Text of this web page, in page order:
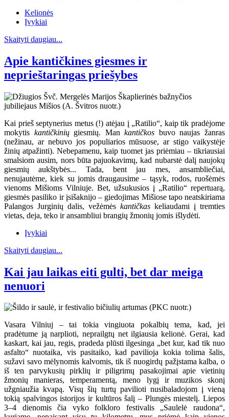
Kelionės
Įvykiai
Skaityti daugiau...
Apie kantičkines giesmes ir
neprieštaringas priešybes
Kai prieš septynerius metus (!) atėjau į „Ratilio“, kaip tik pradėjome
mokytis kantičkiniųgiesmių. Mankantičkos buvo naujas žanras
(nežinau, ar nebuvo jos populiarios mūsuose, ar stigo vaikystėje
žinių atpažinti). Nebepamenu, kaip tuomet jas priėmiau – tikriausiai
smalsiom ausim, nors būta pajuokavimų, kad nubarstė dalį naujokų
giesmių aukštybės... Tada, bent jau mes, ansambliečiai,
nenujautėme, kiek su jomis draugausime – tąsyk, rodos, ruošėmės
vienoms Mišioms Vilniuje. Bet, užsukusios į „Ratilio“ repertuarą,
giesmės pasiliko ir įsišaknijo – giedojimas Mišiose tapo neatskiriama
Palangos Jurginių dalis, vežėmės kantičkas keliaudami į tremties
vietas, deja, teko ir ansambliui brangių žmonių jomis išlydėti.
Įvykiai
Skaityti daugiau...
Kai jau laikas eiti gulti, bet dar meiga
nenuori
Vasara Vilniuj – tai tokia vingiuota pokalbių tema, kad, jei
pradėtume ją narplioti, neprailgtų net ilgiausia kelionė. Gerai, kad
kaskart, kai jau, regis, pradeda plūsti ilgesinga „bet kur, kad tik nuo
asfalto“ nuotaika, vis pasitaiko, kad pavilioja kokia tolima šalis,
sužavi savo mėlynomis kalvomis, tik iš nuogirdų pažįstama kalba, o
iš ten parvykusių pirklių ir piligrimų pasakojimai apie vietinių
žmonių manieras, temperamentą, meno lygį ir muzikos skonį
užgniaužia kvapą. Visų šių turtų pavilioti nusibaladojom į vieną
tokią spalvingos istorijos ir kultūros šalį – Plungės miestelį. Liepos
3–4 dienomis čia vyko folkloro festivalis „Saulelė raudona“,